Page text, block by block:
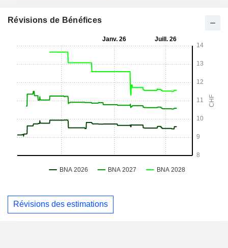
Révisions de Bénéfices
Révisions des estimations